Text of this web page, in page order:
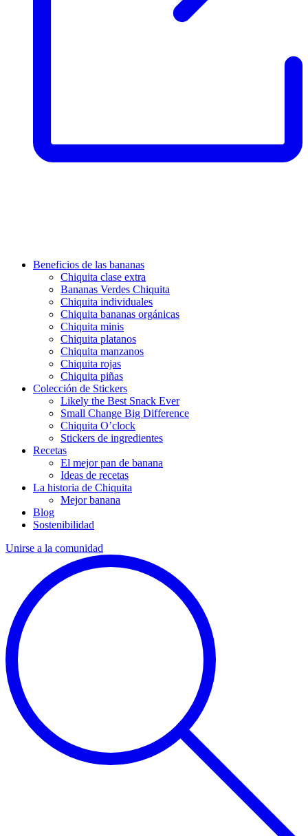
Beneficios de las bananas
Chiquita clase extra
Bananas Verdes Chiquita
Chiquita individuales
Chiquita bananas orgánicas
Chiquita minis
Chiquita platanos
Chiquita manzanos
Chiquita rojas
Chiquita piñas
Colección de Stickers
Likely the Best Snack Ever
Small Change Big Difference
Chiquita O’clock
Stickers de ingredientes
Recetas
El mejor pan de banana
Ideas de recetas
La historia de Chiquita
Mejor banana
Blog
Sostenibilidad
Unirse a la comunidad